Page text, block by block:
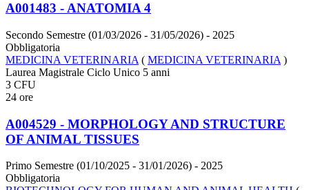
A001483 - ANATOMIA 4
Secondo Semestre (01/03/2026 - 31/05/2026) - 2025
Obbligatoria
MEDICINA VETERINARIA ( MEDICINA VETERINARIA )
Laurea Magistrale Ciclo Unico 5 anni
3 CFU
24 ore
A004529 - MORPHOLOGY AND STRUCTURE
OF ANIMAL TISSUES
Primo Semestre (01/10/2025 - 31/01/2026) - 2025
Obbligatoria